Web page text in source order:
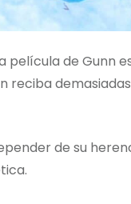
película de Gunn
de su